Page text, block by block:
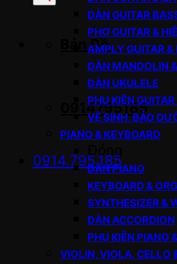
Bản Đồ
0914795185
0914.795.185
ĐÀN GUITAR
PHƠ GUITAR &
AMPLY GUITAR &
ĐÀN MANDOLIN
ĐÀN UKULELE
PHỤ KIỆN
VỆ SINH, BẢO
PIANO & KEYBOARD
ĐÀN PIANO
KEYBOARD &
SYNTHESIZER &
ĐÀN ACCORDION
PHỤ KIỆN PIANO
VIOLIN, VIOLA, CELLO